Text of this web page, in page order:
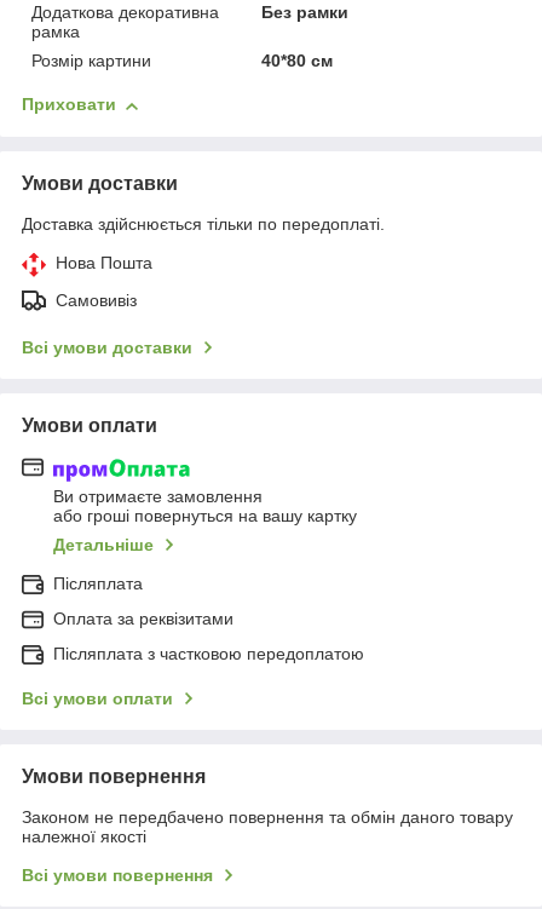
Додаткова декоративна
рамка
Без рамки
Розмір картини 40*80 см
Приховати
Умови доставки
Доставка здійснюється тільки по передоплаті.
Нова Пошта
Самовивіз
Всі умови доставки
Умови оплати
Ви отримаєте замовлення
або гроші повернуться на вашу картку
Детальніше
Післяплата
Оплата за реквізитами
Післяплата з частковою передоплатою
Всі умови оплати
Умови повернення
Законом не передбачено повернення та обмін даного товару
належної якості
Всі умови повернення